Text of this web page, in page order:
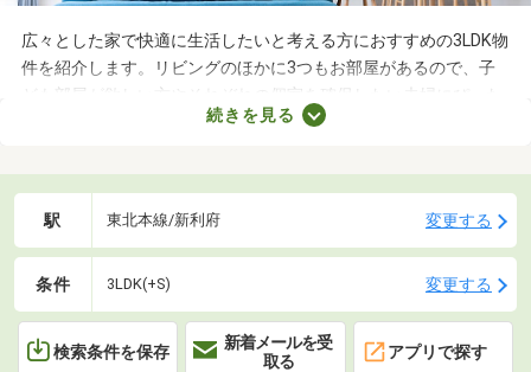
広々とした家で快適に生活したいと考える方におすすめの3LDK物
件を紹介します。リビングのほかに3つもお部屋があるので、子
ども部屋が欲しい方やそれぞれの個室を確保したい夫婦にぴった
り。物件のなかには新しい設備を用意しているところもあるの
くださいね。
続きを見る
駅 東北本線/新利府 変更する
条件 3LDK(+S) 変更する
検索条件を保存
新着メールを受
取る
アプリで探す